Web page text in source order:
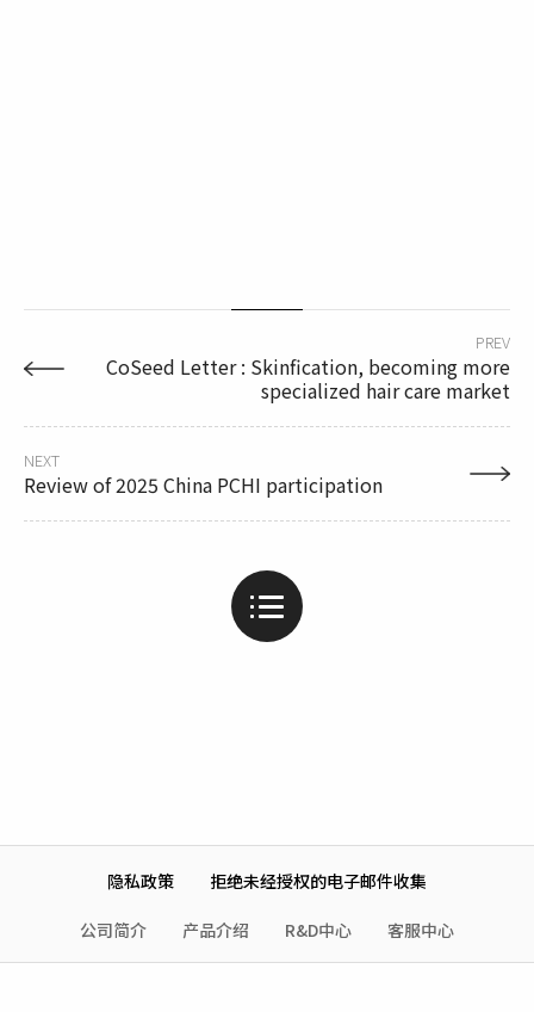
PREV
CoSeed Letter : Skinfication, becoming more
specialized hair care market
NEXT
Review of 2025 China PCHI participation
隐私政策 拒绝未经授权的电子邮件收集
公司简介 产品介绍 R&D中心 客服中心